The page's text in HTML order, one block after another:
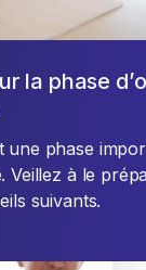
la phase
une phase
Veillez à le
suivants.